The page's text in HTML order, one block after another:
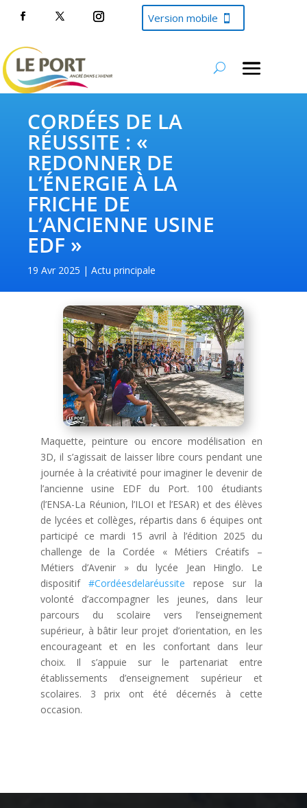
Version mobile
CORDÉES DE LA
RÉUSSITE : «
REDONNER DE
L’ÉNERGIE À LA
FRICHE DE
L’ANCIENNE USINE
EDF »
19 Avr 2025 Actu principale
Maquette, peinture ou encore modélisation en
3D, il s’agissait de laisser libre cours pendant une
journée à la créativité pour imaginer le devenir de
l’ancienne usine EDF du Port. 100 étudiants
(l’ENSA-La Réunion, l’ILOI et l’ESAR) et des élèves
de lycées et collèges, répartis dans 6 équipes ont
participé ce mardi 15 avril à l’édition 2025 du
challenge de la Cordée « Métiers Créatifs –
Métiers d’Avenir » du lycée Jean Hinglo. Le
dispositif #Cordéesdelaréussite repose sur la
volonté d’accompagner les jeunes, dans leur
parcours du scolaire vers l’enseignement
supérieur, à bâtir leur projet d’orientation, en les
encourageant et en les confortant dans leur
choix. Il s’appuie sur le partenariat entre
établissements d’enseignement supérieur et
scolaires. 3 prix ont été décernés à cette
occasion.